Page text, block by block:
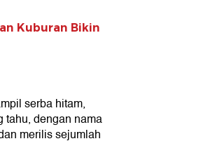
Kuburan Bikin
serba hitam,
tahu, dengan nama
merilis sejumlah